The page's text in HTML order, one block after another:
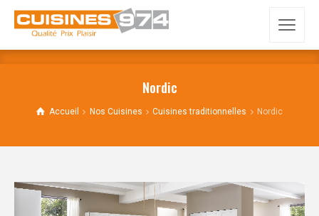
Nordic
Accueil Nos Cuisines Cuisines traditionnelles Nordic